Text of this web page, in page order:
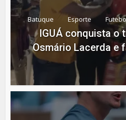
Batuque Esporte
IGUÁ conquista o
Osmário Lacerda e